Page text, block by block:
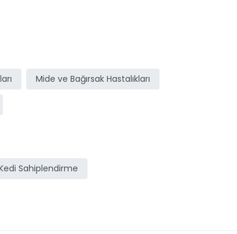
Mide ve Bağırsak Hastalıkları
Sahiplendirme